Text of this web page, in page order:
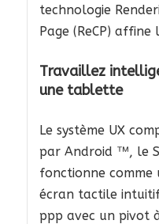
technologie
Page (ReCP)
Travaillez
une tablette
Le système UX
par Android ™, le
fonctionne
écran tactile
ppp avec un pivot